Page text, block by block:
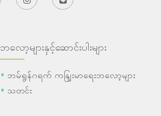
ဘလော့များနှင့်ဆောင်းပါးများ
ဘမ်ရွန်ဂရက် ကနျြးမာရေးဘလော့များ
သတင်း